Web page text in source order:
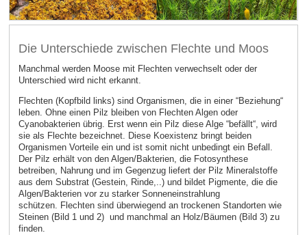
Die Unterschiede zwischen Flechte und Moos
Manchmal werden Moose mit Flechten verwechselt oder der
Unterschied wird nicht erkannt.
Flechten (Kopfbild links) sind Organismen, die in einer “Beziehung“
leben. Ohne einen Pilz bleiben von Flechten Algen oder
Cyanobakterien übrig. Erst wenn ein Pilz diese Alge “befällt“, wird
sie als Flechte bezeichnet. Diese Koexistenz bringt beiden
Organismen Vorteile ein und ist somit nicht unbedingt ein Befall.
Der Pilz erhält von den Algen/Bakterien, die Fotosynthese
betreiben, Nahrung und im Gegenzug liefert der Pilz Mineralstoffe
aus dem Substrat (Gestein, Rinde,..) und bildet Pigmente, die die
Algen/Bakterien vor zu starker Sonneneinstrahlung
schützen. Flechten sind überwiegend an trockenen Standorten wie
Steinen (Bild 1 und 2) und manchmal an Holz/Bäumen (Bild 3) zu
finden.